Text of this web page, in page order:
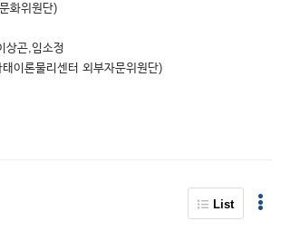
화위원단)
상곤,임소정
이론물리센터 외부자문위원단)
List